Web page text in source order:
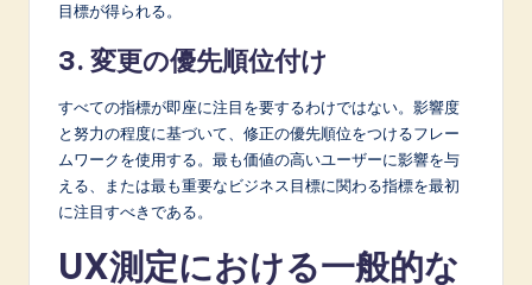
目標が得られる。
3. 変更の優先順位付け
すべての指標が即座に注目を要するわけではない。影響度
と努力の程度に基づいて、修正の優先順位をつけるフレー
ムワークを使用する。最も価値の高いユーザーに影響を与
える、または最も重要なビジネス目標に関わる指標を最初
に注目すべきである。
UX測定における一般的な